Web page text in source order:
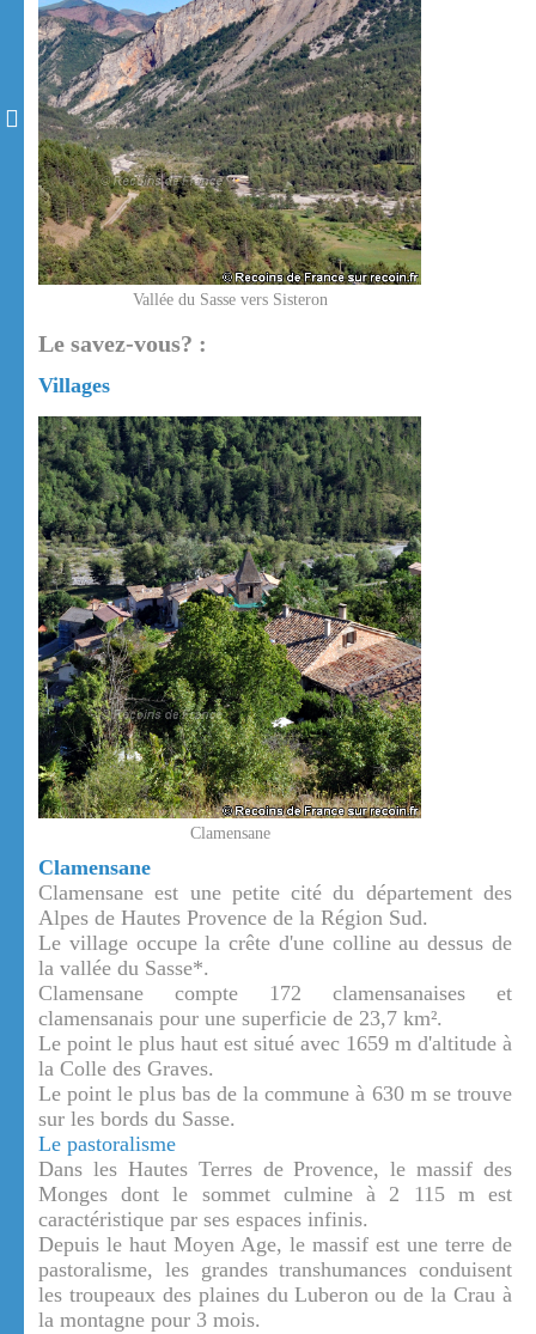
Vallée du Sasse vers Sisteron
Le savez-vous? :
Villages
Clamensane
Clamensane
Clamensane est une petite cité du département des
Alpes de Hautes Provence de la Région Sud.
Le village occupe la crête d'une colline au dessus de
la vallée du Sasse*.
Clamensane compte 172 clamensanaises et
clamensanais pour une superficie de 23,7 km².
Le point le plus haut est situé avec 1659 m d'altitude à
la Colle des Graves.
Le point le plus bas de la commune à 630 m se trouve
sur les bords du Sasse.
Le pastoralisme
Dans les Hautes Terres de Provence, le massif des
Monges dont le sommet culmine à 2 115 m est
caractéristique par ses espaces infinis.
Depuis le haut Moyen Age, le massif est une terre de
pastoralisme, les grandes transhumances conduisent
les troupeaux des plaines du Luberon ou de la Crau à
la montagne pour 3 mois.